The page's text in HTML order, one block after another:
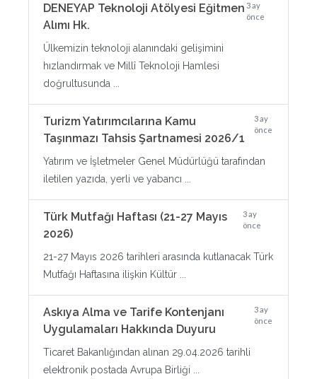
DENEYAP Teknoloji Atölyesi Eğitmen
Alımı Hk.
3 ay
önce
Ülkemizin teknoloji alanındaki gelişimini
hızlandırmak ve Millî Teknoloji Hamlesi
doğrultusunda ...
Turizm Yatırımcılarına Kamu
Taşınmazı Tahsis Şartnamesi 2026/1
3 ay
önce
Yatırım ve İşletmeler Genel Müdürlüğü tarafından
iletilen yazıda, yerli ve yabancı ...
Türk Mutfağı Haftası (21-27 Mayıs
2026)
3 ay
önce
21-27 Mayıs 2026 tarihleri arasında kutlanacak Türk
Mutfağı Haftasına ilişkin Kültür ...
Askıya Alma ve Tarife Kontenjanı
Uygulamaları Hakkında Duyuru
3 ay
önce
Ticaret Bakanlığından alınan 29.04.2026 tarihli
elektronik postada Avrupa Birliği ...